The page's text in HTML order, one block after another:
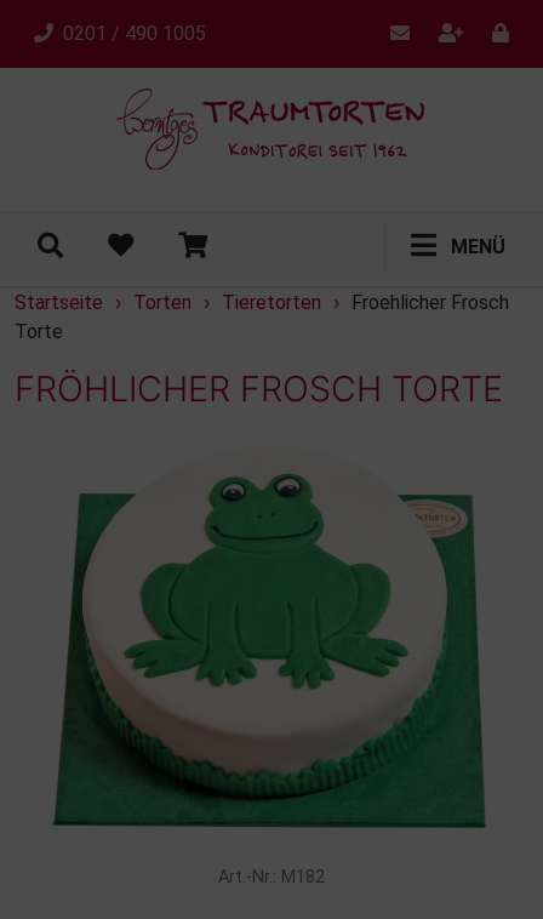
0201 / 490 1005
MENÜ
Startseite › Torten › Tieretorten ›
Froehlicher Frosch
Torte
FRÖHLICHER FROSCH TORTE
Art.-Nr.: M182